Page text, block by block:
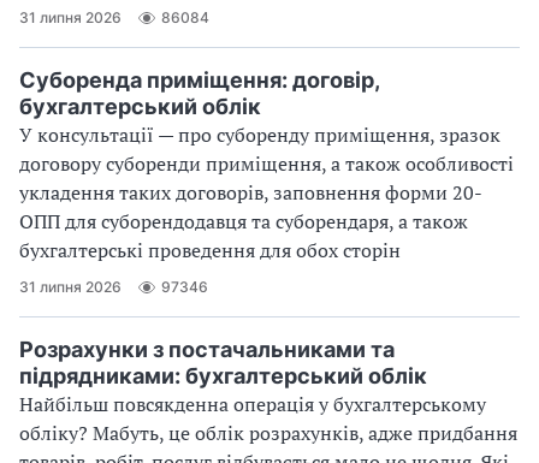
31 липня 2026 86084
Суборенда приміщення: договір,
бухгалтерський облік
У консультації — про суборенду приміщення, зразок
договору суборенди приміщення, а також особливості
укладення таких договорів, заповнення форми 20-
ОПП для суборендодавця та суборендаря, а також
бухгалтерські проведення для обох сторін
31 липня 2026 97346
Розрахунки з постачальниками та
підрядниками: бухгалтерський облік
Найбільш повсякденна операція у бухгалтерському
обліку? Мабуть, це облік розрахунків, адже придбання